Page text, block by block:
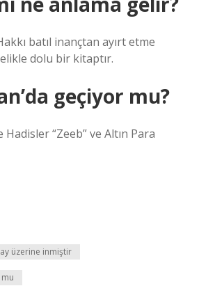
batıl inançtan ayırt etme
dolu bir kitaptır.
geçiyor mu?
Hadisler “Zeeb” ve Altın Para
üzerine inmiştir